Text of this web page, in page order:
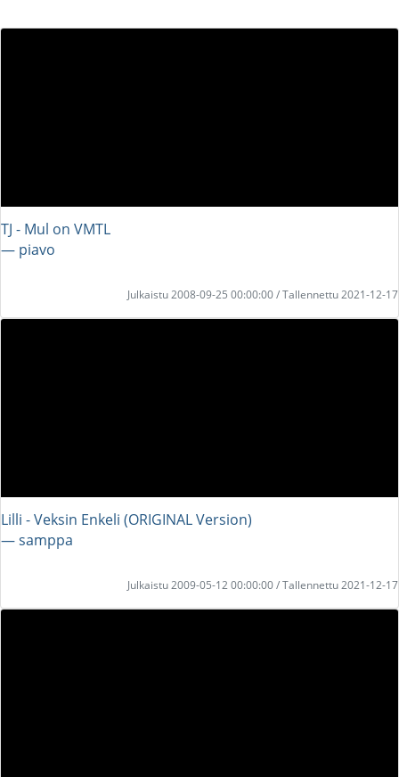
TJ - Mul on VMTL
― piavo
Julkaistu 2008-09-25 00:00:00 / Tallennettu 2021-12-17
Lilli - Veksin Enkeli (ORIGINAL Version)
― samppa
Julkaistu 2009-05-12 00:00:00 / Tallennettu 2021-12-17